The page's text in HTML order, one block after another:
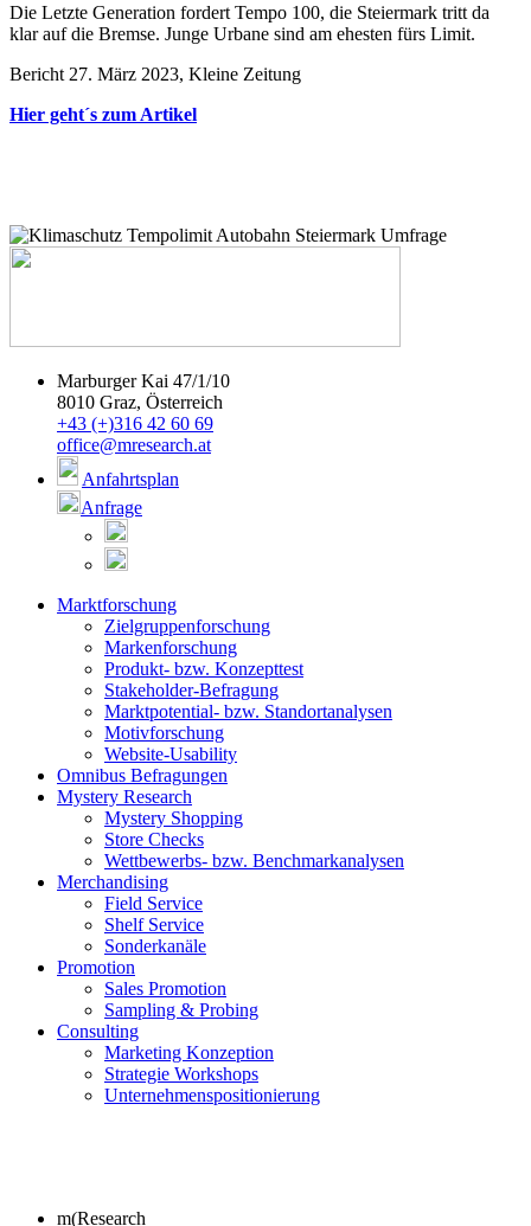
Die Letzte Generation fordert Tempo 100, die Steiermark tritt da
klar auf die Bremse. Junge Urbane sind am ehesten fürs Limit.
Bericht 27. März 2023, Kleine Zeitung
Hier geht´s zum Artikel
Marburger Kai 47/1/10
8010 Graz, Österreich
+43 (+)316 42 60 69
office@mresearch.at
Anfahrtsplan
Anfrage
Marktforschung
Zielgruppenforschung
Markenforschung
Produkt- bzw. Konzepttest
Stakeholder-Befragung
Marktpotential- bzw. Standortanalysen
Motivforschung
Website-Usability
Omnibus Befragungen
Mystery Research
Mystery Shopping
Store Checks
Wettbewerbs- bzw. Benchmarkanalysen
Merchandising
Field Service
Shelf Service
Sonderkanäle
Promotion
Sales Promotion
Sampling & Probing
Consulting
Marketing Konzeption
Strategie Workshops
Unternehmenspositionierung
m(Research